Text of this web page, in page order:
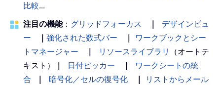
比較...
注目の機能： グリッドフォーカス ｜
デザインビュ
ー
｜ 強化された数式バー ｜
ワークブックとシー
トマネージャー
｜ リソースライブラリ
（オートテ
キスト）
｜ 日付ピッカー ｜
ワークシートの統
合
｜ 暗号化／セルの復号化 ｜
リストからメール